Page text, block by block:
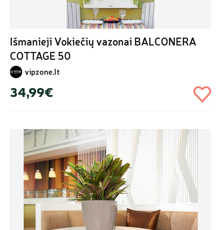
Išmanieji Vokiečių vazonai BALCONERA
COTTAGE 50
vipzone.lt
34,99€